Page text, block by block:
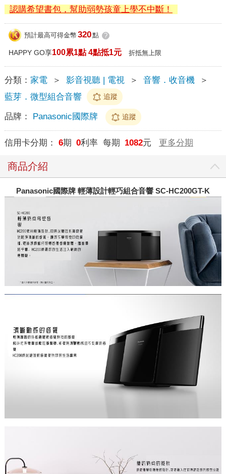
認購希望書包，幫助弱勢孩童上學不中斷！
預計最高可得金幣 320點 ?
HAPPY GO享100累1點 4點抵1元 折抵無上限
分類： 家電 ＞ 影音視聽 | 電視 ＞ 音響．收音機
＞
藍芽．微型組合音響
追蹤
品牌： Panasonic國際牌 追蹤
信用卡分期： 6期 0利率 每期 1082元 更多分期
商品介紹
Panasonic國際牌 輕薄設計輕巧組合音響 SC-HC200GT-K